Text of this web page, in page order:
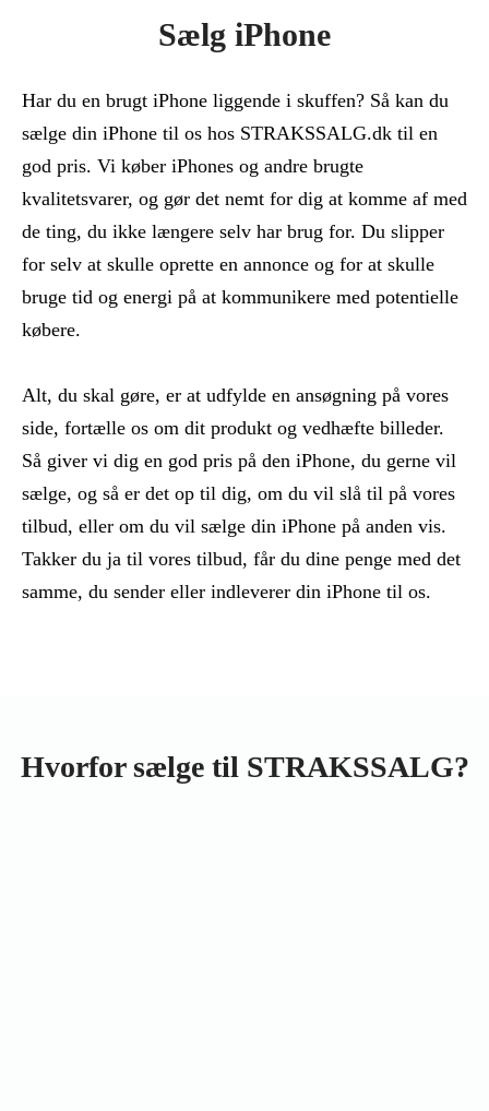
Sælg iPhone
Har du en brugt iPhone liggende i skuffen? Så kan du
sælge din iPhone til os hos STRAKSSALG.dk til en
god pris. Vi køber iPhones og andre brugte
kvalitetsvarer, og gør det nemt for dig at komme af med
de ting, du ikke længere selv har brug for. Du slipper
for selv at skulle oprette en annonce og for at skulle
bruge tid og energi på at kommunikere med potentielle
købere.
Alt, du skal gøre, er at udfylde en ansøgning på vores
side, fortælle os om dit produkt og vedhæfte billeder.
Så giver vi dig en god pris på den iPhone, du gerne vil
sælge, og så er det op til dig, om du vil slå til på vores
tilbud, eller om du vil sælge din iPhone på anden vis.
Takker du ja til vores tilbud, får du dine penge med det
samme, du sender eller indleverer din iPhone til os.
Hvorfor sælge til STRAKSSALG?